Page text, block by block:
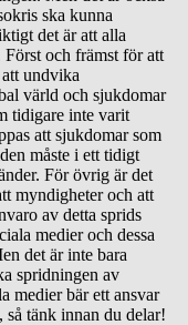
ska kunna
det är att alla
Först och främst för att
undvika
värld och sjukdomar
tidigare inte varit
att sjukdomar som
måste i ett tidigt
För övrig är det
myndigheter och att
av detta sprids
medier och dessa
det är inte bara
spridningen av
medier bär ett ansvar
så tänk innan du delar!